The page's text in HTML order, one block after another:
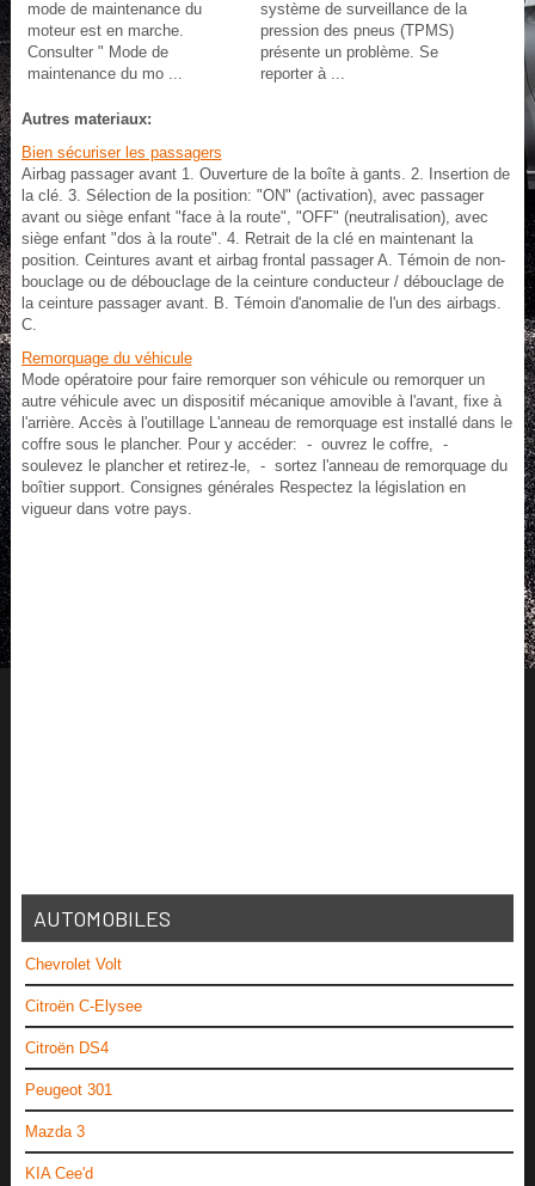
mode de maintenance du
moteur est en marche.
Consulter " Mode de
maintenance du mo ...
système de surveillance de la
pression des pneus (TPMS)
présente un problème. Se
reporter à ...
Autres materiaux:
Bien sécuriser les passagers
Airbag passager avant 1. Ouverture de la boîte à gants. 2. Insertion de
la clé. 3. Sélection de la position: "ON" (activation), avec passager
avant ou siège enfant "face à la route", "OFF" (neutralisation), avec
siège enfant "dos à la route". 4. Retrait de la clé en maintenant la
position. Ceintures avant et airbag frontal passager A. Témoin de non-
bouclage ou de débouclage de la ceinture conducteur / débouclage de
la ceinture passager avant. B. Témoin d'anomalie de l'un des airbags.
C.
Remorquage du véhicule
Mode opératoire pour faire remorquer son véhicule ou remorquer un
autre véhicule avec un dispositif mécanique amovible à l'avant, fixe à
l'arrière. Accès à l'outillage L'anneau de remorquage est installé dans le
coffre sous le plancher. Pour y accéder: - ouvrez le coffre, -
soulevez le plancher et retirez-le, - sortez l'anneau de remorquage du
boîtier support. Consignes générales Respectez la législation en
vigueur dans votre pays.
AUTOMOBILES
Chevrolet Volt
Citroën C-Elysee
Citroën DS4
Peugeot 301
Mazda 3
KIA Cee'd